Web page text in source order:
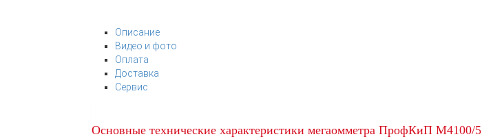
Описание
Видео и фото
Оплата
Доставка
Сервис
Основные технические характеристики мегаомметра ПрофКиП М4100/5